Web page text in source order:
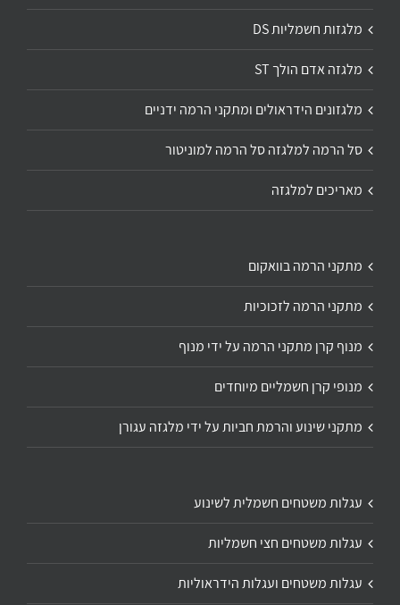
מלגזות חשמליות DS
מלגזה אדם הולך ST
מלגזונים הידראולים ומתקני הרמה ידניים
סל הרמה למלגזה סל הרמה למוניטור
מאריכים למלגזה
מתקני הרמה בוואקום
מתקני הרמה לזכוכיות
מנוף קרן מתקני הרמה על ידי מנוף
מנופי קרן חשמליים מיוחדים
מתקני שינוע והרמת חביות על ידי מלגזה עגורן
עגלות משטחים חשמלית לשינוע
עגלות משטחים חצי חשמליות
עגלות משטחים ועגלות הידראוליות